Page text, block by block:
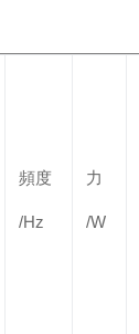
頻度
/Hz
力
/W